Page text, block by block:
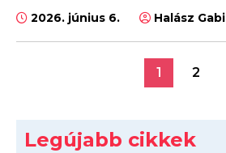
2026. június 6. Halász Gabi
1 2
Legújabb cikkek